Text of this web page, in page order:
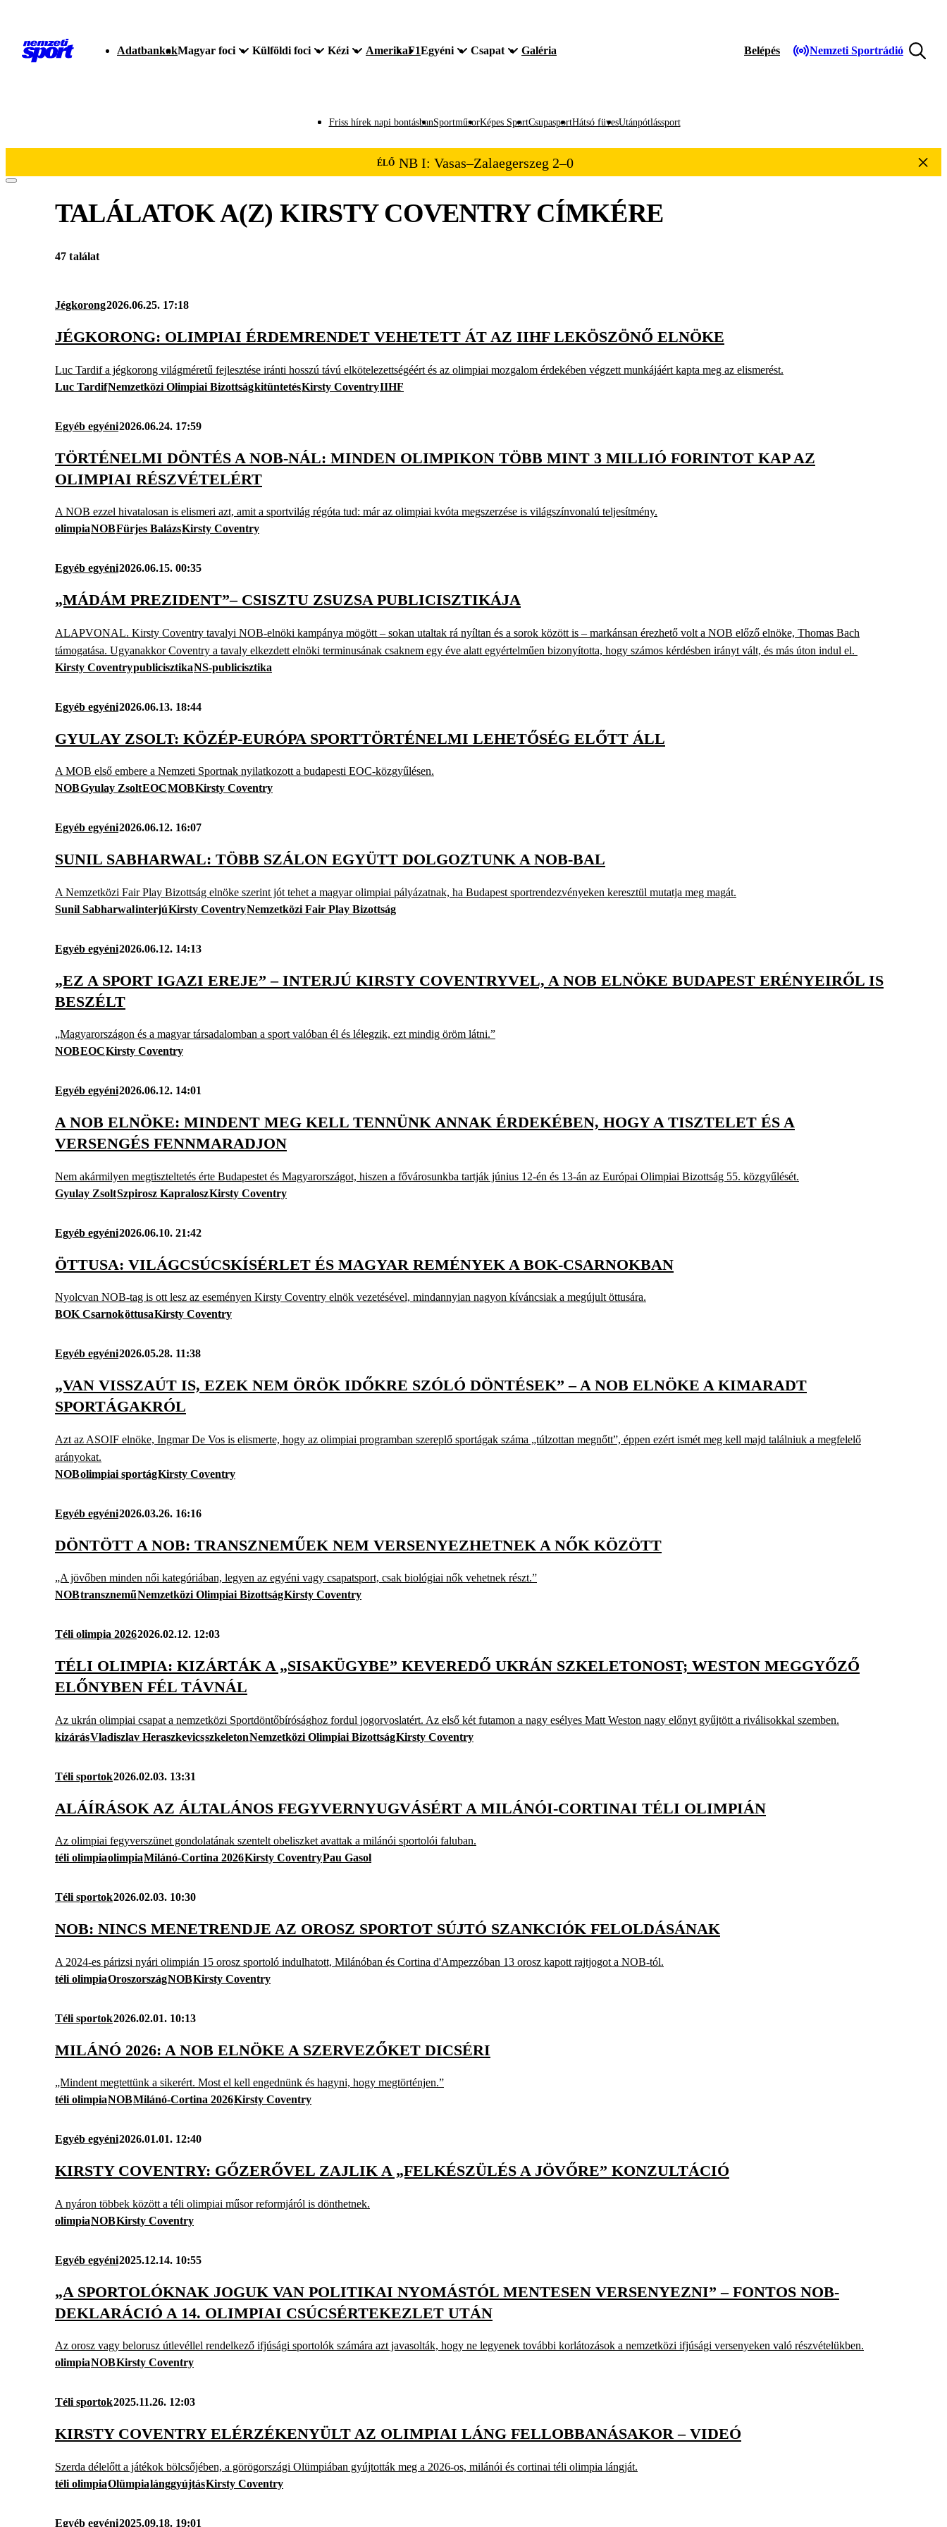
AdatbankokMagyar foci Külföldi foci Kézi AmerikaF1Egyéni Csapat Galéria Belépés Nemzeti Sportrádió
Friss hírek napi bontásbanSportműsorKépes SportCsupasportHátsó füvesUtánpótlássport
ÉLŐ NB I: Vasas–Zalaegerszeg 2–0
TALÁLATOK A(Z) KIRSTY COVENTRYCÍMKÉRE
47 találat
Jégkorong2026.06.25. 17:18
JÉGKORONG: OLIMPIAI ÉRDEMRENDET VEHETETT ÁT AZ IIHF LEKÖSZÖNŐ ELNÖKE
Luc Tardif a jégkorong világméretű fejlesztése iránti hosszú távú elkötelezettségéért és az olimpiai mozgalom érdekében végzett munkájáért kapta meg az elismerést.
Luc TardifNemzetközi Olimpiai BizottságkitüntetésKirsty CoventryIIHF
Egyéb egyéni2026.06.24. 17:59
TÖRTÉNELMI DÖNTÉS A NOB-NÁL: MINDEN OLIMPIKON TÖBB MINT 3 MILLIÓ FORINTOT KAP AZ
OLIMPIAI RÉSZVÉTELÉRT
A NOB ezzel hivatalosan is elismeri azt, amit a sportvilág régóta tud: már az olimpiai kvóta megszerzése is világszínvonalú teljesítmény.
olimpiaNOBFürjes BalázsKirsty Coventry
Egyéb egyéni2026.06.15. 00:35
„MÁDÁM PREZIDENT”– CSISZTU ZSUZSA PUBLICISZTIKÁJA
ALAPVONAL. Kirsty Coventry tavalyi NOB-elnöki kampánya mögött – sokan utaltak rá nyíltan és a sorok között is – markánsan érezhető volt a NOB előző elnöke, Thomas Bach
támogatása. Ugyanakkor Coventry a tavaly elkezdett elnöki terminusának csaknem egy éve alatt egyértelműen bizonyította, hogy számos kérdésben irányt vált, és más úton indul el.
Kirsty CoventrypublicisztikaNS-publicisztika
Egyéb egyéni2026.06.13. 18:44
GYULAY ZSOLT: KÖZÉP-EURÓPA SPORTTÖRTÉNELMI LEHETŐSÉG ELŐTT ÁLL
A MOB első embere a Nemzeti Sportnak nyilatkozott a budapesti EOC-közgyűlésen.
NOBGyulay ZsoltEOCMOBKirsty Coventry
Egyéb egyéni2026.06.12. 16:07
SUNIL SABHARWAL: TÖBB SZÁLON EGYÜTT DOLGOZTUNK A NOB-BAL
A Nemzetközi Fair Play Bizottság elnöke szerint jót tehet a magyar olimpiai pályázatnak, ha Budapest sportrendezvényeken keresztül mutatja meg magát.
Sunil SabharwalinterjúKirsty CoventryNemzetközi Fair Play Bizottság
Egyéb egyéni2026.06.12. 14:13
„EZ A SPORT IGAZI EREJE” – INTERJÚ KIRSTY COVENTRYVEL, A NOB ELNÖKE BUDAPEST ERÉNYEIRŐL IS
BESZÉLT
„Magyarországon és a magyar társadalomban a sport valóban él és lélegzik, ezt mindig öröm látni.”
NOBEOCKirsty Coventry
Egyéb egyéni2026.06.12. 14:01
A NOB ELNÖKE: MINDENT MEG KELL TENNÜNK ANNAK ÉRDEKÉBEN, HOGY A TISZTELET ÉS A
VERSENGÉS FENNMARADJON
Nem akármilyen megtiszteltetés érte Budapestet és Magyarországot, hiszen a fővárosunkba tartják június 12-én és 13-án az Európai Olimpiai Bizottság 55. közgyűlését.
Gyulay ZsoltSzpirosz KapraloszKirsty Coventry
Egyéb egyéni2026.06.10. 21:42
ÖTTUSA: VILÁGCSÚCSKÍSÉRLET ÉS MAGYAR REMÉNYEK A BOK-CSARNOKBAN
Nyolcvan NOB-tag is ott lesz az eseményen Kirsty Coventry elnök vezetésével, mindannyian nagyon kíváncsiak a megújult öttusára.
BOK CsarnoköttusaKirsty Coventry
Egyéb egyéni2026.05.28. 11:38
„VAN VISSZAÚT IS, EZEK NEM ÖRÖK IDŐKRE SZÓLÓ DÖNTÉSEK” – A NOB ELNÖKE A KIMARADT
SPORTÁGAKRÓL
Azt az ASOIF elnöke, Ingmar De Vos is elismerte, hogy az olimpiai programban szereplő sportágak száma „túlzottan megnőtt”, éppen ezért ismét meg kell majd találniuk a megfelelő
arányokat.
NOBolimpiai sportágKirsty Coventry
Egyéb egyéni2026.03.26. 16:16
DÖNTÖTT A NOB: TRANSZNEMŰEK NEM VERSENYEZHETNEK A NŐK KÖZÖTT
„A jövőben minden női kategóriában, legyen az egyéni vagy csapatsport, csak biológiai nők vehetnek részt.”
NOBtranszneműNemzetközi Olimpiai BizottságKirsty Coventry
Téli olimpia 20262026.02.12. 12:03
TÉLI OLIMPIA: KIZÁRTÁK A „SISAKÜGYBE” KEVEREDŐ UKRÁN SZKELETONOST; WESTON MEGGYŐZŐ
ELŐNYBEN FÉL TÁVNÁL
Az ukrán olimpiai csapat a nemzetközi Sportdöntőbírósághoz fordul jogorvoslatért. Az első két futamon a nagy esélyes Matt Weston nagy előnyt gyűjtött a riválisokkal szemben.
kizárásVladiszlav HeraszkevicsszkeletonNemzetközi Olimpiai BizottságKirsty Coventry
Téli sportok2026.02.03. 13:31
ALÁÍRÁSOK AZ ÁLTALÁNOS FEGYVERNYUGVÁSÉRT A MILÁNÓI-CORTINAI TÉLI OLIMPIÁN
Az olimpiai fegyverszünet gondolatának szentelt obeliszket avattak a milánói sportolói faluban.
téli olimpiaolimpiaMilánó-Cortina 2026Kirsty CoventryPau Gasol
Téli sportok2026.02.03. 10:30
NOB: NINCS MENETRENDJE AZ OROSZ SPORTOT SÚJTÓ SZANKCIÓK FELOLDÁSÁNAK
A 2024-es párizsi nyári olimpián 15 orosz sportoló indulhatott, Milánóban és Cortina d'Ampezzóban 13 orosz kapott rajtjogot a NOB-tól.
téli olimpiaOroszországNOBKirsty Coventry
Téli sportok2026.02.01. 10:13
MILÁNÓ 2026: A NOB ELNÖKE A SZERVEZŐKET DICSÉRI
„Mindent megtettünk a sikerért. Most el kell engednünk és hagyni, hogy megtörténjen.”
téli olimpiaNOBMilánó-Cortina 2026Kirsty Coventry
Egyéb egyéni2026.01.01. 12:40
KIRSTY COVENTRY: GŐZERŐVEL ZAJLIK A „FELKÉSZÜLÉS A JÖVŐRE” KONZULTÁCIÓ
A nyáron többek között a téli olimpiai műsor reformjáról is dönthetnek.
olimpiaNOBKirsty Coventry
Egyéb egyéni2025.12.14. 10:55
„A SPORTOLÓKNAK JOGUK VAN POLITIKAI NYOMÁSTÓL MENTESEN VERSENYEZNI” – FONTOS NOB-
DEKLARÁCIÓ A 14. OLIMPIAI CSÚCSÉRTEKEZLET UTÁN
Az orosz vagy belorusz útlevéllel rendelkező ifjúsági sportolók számára azt javasolták, hogy ne legyenek további korlátozások a nemzetközi ifjúsági versenyeken való részvételükben.
olimpiaNOBKirsty Coventry
Téli sportok2025.11.26. 12:03
KIRSTY COVENTRY ELÉRZÉKENYÜLT AZ OLIMPIAI LÁNG FELLOBBANÁSAKOR – VIDEÓ
Szerda délelőtt a játékok bölcsőjében, a görögországi Olümpiában gyújtották meg a 2026-os, milánói és cortinai téli olimpia lángját.
téli olimpiaOlümpialánggyújtásKirsty Coventry
Egyéb egyéni2025.09.18. 19:01